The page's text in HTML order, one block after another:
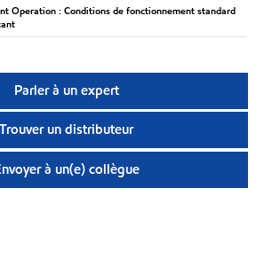
Operation : Conditions de fonctionnement standard
Parler à un expert
Trouver un distributeur
à un(e) collègue